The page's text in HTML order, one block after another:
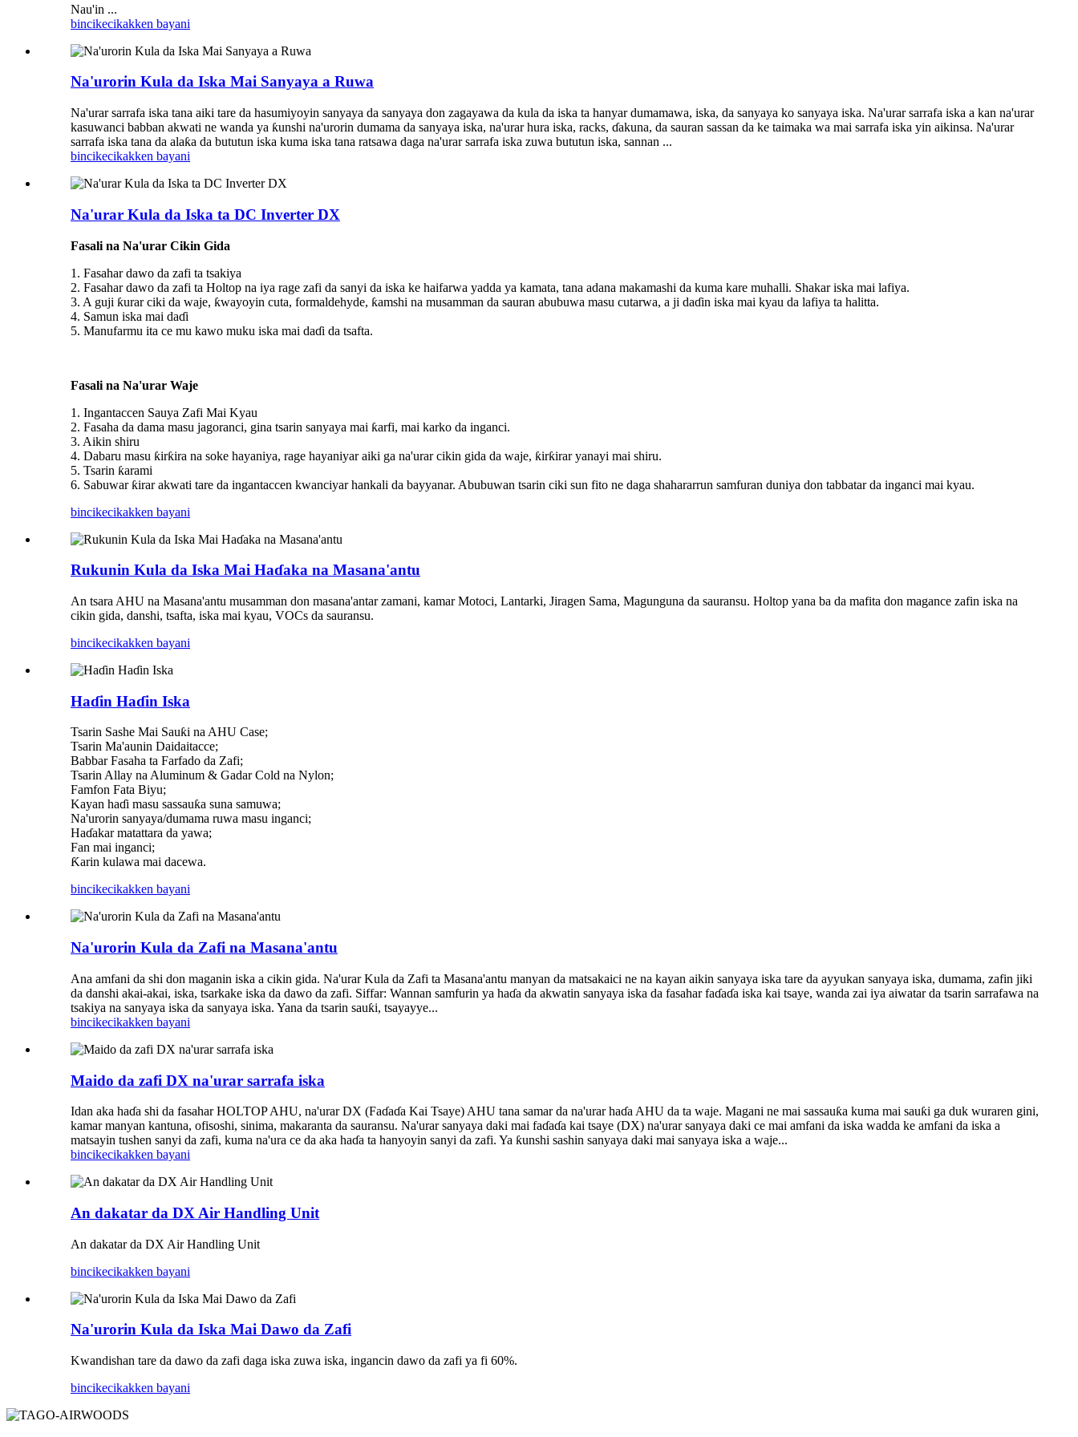
Nau'in ...
bincikecikakken bayani
Na'urorin Kula da Iska Mai Sanyaya a Ruwa
Na'urar sarrafa iska tana aiki tare da hasumiyoyin sanyaya da sanyaya don zagayawa da kula da iska ta hanyar dumamawa, iska, da sanyaya ko sanyaya iska. Na'urar sarrafa iska a kan na'urar
kasuwanci babban akwati ne wanda ya ƙunshi na'urorin dumama da sanyaya iska, na'urar hura iska, racks, ɗakuna, da sauran sassan da ke taimaka wa mai sarrafa iska yin aikinsa. Na'urar
sarrafa iska tana da alaƙa da bututun iska kuma iska tana ratsawa daga na'urar sarrafa iska zuwa bututun iska, sannan ...
bincikecikakken bayani
Na'urar Kula da Iska ta DC Inverter DX
Fasali na Na'urar Cikin Gida
1. Fasahar dawo da zafi ta tsakiya
2. Fasahar dawo da zafi ta Holtop na iya rage zafi da sanyi da iska ke haifarwa yadda ya kamata, tana adana makamashi da kuma kare muhalli. Shakar iska mai lafiya.
3. A guji ƙurar ciki da waje, ƙwayoyin cuta, formaldehyde, ƙamshi na musamman da sauran abubuwa masu cutarwa, a ji daɗin iska mai kyau da lafiya ta halitta.
4. Samun iska mai daɗi
5. Manufarmu ita ce mu kawo muku iska mai daɗi da tsafta.
Fasali na Na'urar Waje
1. Ingantaccen Sauya Zafi Mai Kyau
2. Fasaha da dama masu jagoranci, gina tsarin sanyaya mai ƙarfi, mai karko da inganci.
3. Aikin shiru
4. Dabaru masu ƙirƙira na soke hayaniya, rage hayaniyar aiki ga na'urar cikin gida da waje, ƙirƙirar yanayi mai shiru.
5. Tsarin ƙarami
6. Sabuwar ƙirar akwati tare da ingantaccen kwanciyar hankali da bayyanar. Abubuwan tsarin ciki sun fito ne daga shahararrun samfuran duniya don tabbatar da inganci mai kyau.
bincikecikakken bayani
Rukunin Kula da Iska Mai Haɗaka na Masana'antu
An tsara AHU na Masana'antu musamman don masana'antar zamani, kamar Motoci, Lantarki, Jiragen Sama, Magunguna da sauransu. Holtop yana ba da mafita don magance zafin iska na
cikin gida, danshi, tsafta, iska mai kyau, VOCs da sauransu.
bincikecikakken bayani
Haɗin Haɗin Iska
Tsarin Sashe Mai Sauƙi na AHU Case;
Tsarin Ma'aunin Daidaitacce;
Babbar Fasaha ta Farfado da Zafi;
Tsarin Allay na Aluminum & Gadar Cold na Nylon;
Famfon Fata Biyu;
Kayan haɗi masu sassauƙa suna samuwa;
Na'urorin sanyaya/dumama ruwa masu inganci;
Haɗakar matattara da yawa;
Fan mai inganci;
Ƙarin kulawa mai dacewa.
bincikecikakken bayani
Na'urorin Kula da Zafi na Masana'antu
Ana amfani da shi don maganin iska a cikin gida. Na'urar Kula da Zafi ta Masana'antu manyan da matsakaici ne na kayan aikin sanyaya iska tare da ayyukan sanyaya iska, dumama, zafin jiki
da danshi akai-akai, iska, tsarkake iska da dawo da zafi. Siffar: Wannan samfurin ya haɗa da akwatin sanyaya iska da fasahar faɗaɗa iska kai tsaye, wanda zai iya aiwatar da tsarin sarrafawa na
tsakiya na sanyaya iska da sanyaya iska. Yana da tsarin sauƙi, tsayayye...
bincikecikakken bayani
Maido da zafi DX na'urar sarrafa iska
Idan aka haɗa shi da fasahar HOLTOP AHU, na'urar DX (Faɗaɗa Kai Tsaye) AHU tana samar da na'urar haɗa AHU da ta waje. Magani ne mai sassauƙa kuma mai sauƙi ga duk wuraren gini,
kamar manyan kantuna, ofisoshi, sinima, makaranta da sauransu. Na'urar sanyaya daki mai faɗaɗa kai tsaye (DX) na'urar sanyaya daki ce mai amfani da iska wadda ke amfani da iska a
matsayin tushen sanyi da zafi, kuma na'ura ce da aka haɗa ta hanyoyin sanyi da zafi. Ya ƙunshi sashin sanyaya daki mai sanyaya iska a waje...
bincikecikakken bayani
An dakatar da DX Air Handling Unit
An dakatar da DX Air Handling Unit
bincikecikakken bayani
Na'urorin Kula da Iska Mai Dawo da Zafi
Kwandishan tare da dawo da zafi daga iska zuwa iska, ingancin dawo da zafi ya fi 60%.
bincikecikakken bayani